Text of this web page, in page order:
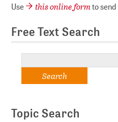
Use
this online formto send
Free Text Search
Topic Search